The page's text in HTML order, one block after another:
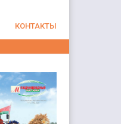
КОНТАКТЫ